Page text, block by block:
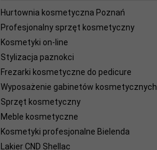
Hurtownia kosmetyczna Poznań
Profesjonalny sprzęt kosmetyczny
Kosmetyki on-line
Stylizacja paznokci
Frezarki kosmetyczne do pedicure
Wyposażenie gabinetów kosmetycznych
Sprzęt kosmetyczny
Meble kosmetyczne
Kosmetyki profesjonalne Bielenda
Lakier CND Shellac